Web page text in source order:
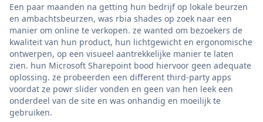
Een paar maanden na getting hun bedrijf op lokale beurzen
en ambachtsbeurzen, was rbia shades op zoek naar een
manier om online te verkopen. ze wanted om bezoekers de
kwaliteit van hun product, hun lichtgewicht en ergonomische
ontwerpen, op een visueel aantrekkelijke manier te laten
zien. hun Microsoft Sharepoint bood hiervoor geen adequate
oplossing. ze probeerden een different third-party apps
voordat ze powr slider vonden en geen van hen leek een
onderdeel van de site en was onhandig en moeilijk te
gebruiken.